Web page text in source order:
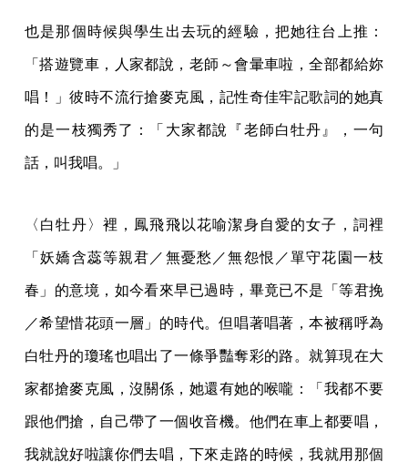
也是那個時候與學生出去玩的經驗，把她往台上推：
「搭遊覽車，人家都說，老師～會暈車啦，全部都給妳
唱！」彼時不流行搶麥克風，記性奇佳牢記歌詞的她真
的是一枝獨秀了：「大家都說『老師白牡丹』，一句
話，叫我唱。」
〈白牡丹〉裡，鳳飛飛以花喻潔身自愛的女子，詞裡
「妖嬌含蕊等親君／無憂愁／無怨恨／單守花園一枝
春」的意境，如今看來早已過時，畢竟已不是「等君挽
／希望惜花頭一層」的時代。但唱著唱著，本被稱呼為
白牡丹的瓊瑤也唱出了一條爭豔奪彩的路。就算現在大
家都搶麥克風，沒關係，她還有她的喉嚨：「我都不要
跟他們搶，自己帶了一個收音機。他們在車上都要唱，
我就說好啦讓你們去唱，下來走路的時候，我就用那個